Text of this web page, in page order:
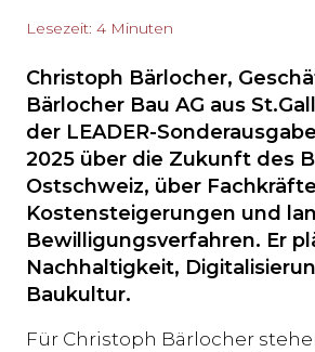
Lesezeit: 4 Minuten
Christoph Bärlocher,
Bärlocher Bau AG aus
der LEADER-
2025 über die Zukunft des
Ostschweiz, über
Kostensteigerungen und
Bewilligungsverfahren. Er
Nachhaltigkeit,
Baukultur.
Für Christoph Bärlocher